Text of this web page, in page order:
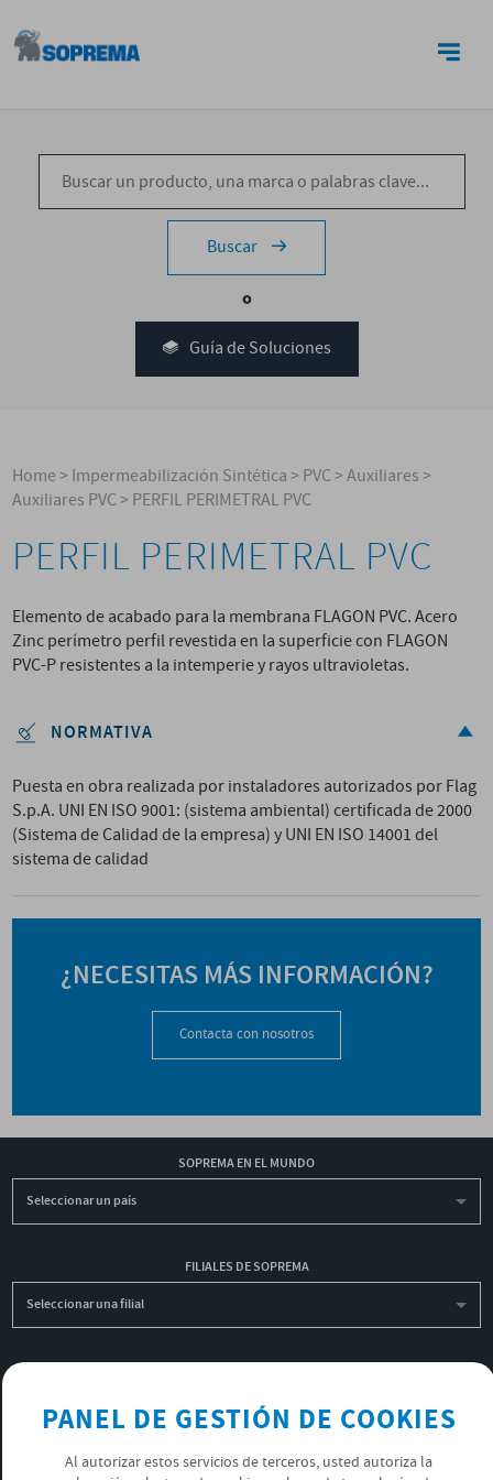
Buscar
o
Guía de Soluciones
Home>Impermeabilización Sintética>PVC>Auxiliares>
Auxiliares PVC>PERFIL PERIMETRAL PVC
PERFIL PERIMETRAL PVC
Elemento de acabado para la membrana FLAGON PVC. Acero
Zinc perímetro perfil revestida en la superficie con FLAGON
PVC-P resistentes a la intemperie y rayos ultravioletas.
NORMATIVA
Puesta en obra realizada por instaladores autorizados por Flag
S.p.A. UNI EN ISO 9001: (sistema ambiental) certificada de 2000
(Sistema de Calidad de la empresa) y UNI EN ISO 14001 del
sistema de calidad
¿NECESITAS MÁS INFORMACIÓN?
Contacta con nosotros
SOPREMA EN EL MUNDO
Seleccionar un país
FILIALES DE SOPREMA
Seleccionar una filial
OK
PANEL DE GESTIÓN DE COOKIES
Al autorizar estos servicios de terceros, usted autoriza la